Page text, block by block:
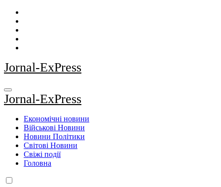
Jornal-ExPress
Jornal-ExPress
Економічні новини
Військові Новини
Новини Політики
Світові Новини
Свіжі події
Головна